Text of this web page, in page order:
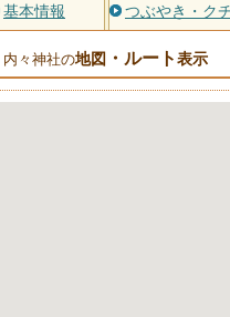
基本情報 つぶやき・ク
内々神社の地図 ・ルート表示